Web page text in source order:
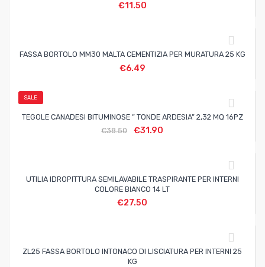
€11.50
FASSA BORTOLO MM30 MALTA CEMENTIZIA PER MURATURA 25 KG
€6.49
SALE
TEGOLE CANADESI BITUMINOSE ” TONDE ARDESIA” 2,32 MQ 16PZ
€38.50 €31.90
UTILIA IDROPITTURA SEMILAVABILE TRASPIRANTE PER INTERNI
COLORE BIANCO 14 LT
€27.50
ZL25 FASSA BORTOLO INTONACO DI LISCIATURA PER INTERNI 25
KG